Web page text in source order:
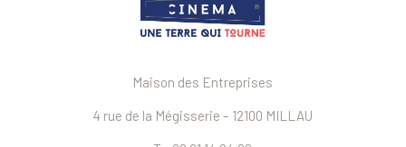
Maison des Entreprises
4 rue de la Mégisserie – 12100 MILLAU